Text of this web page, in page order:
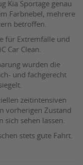
Kia Sportage genau
Farbnebel, mehrere
betroffen.
für Extremfälle und
Car Clean.
wurden die
und fachgerecht
zeitintensiven
vorherigen Zustand
sich sehen lassen.
stets gute Fahrt.